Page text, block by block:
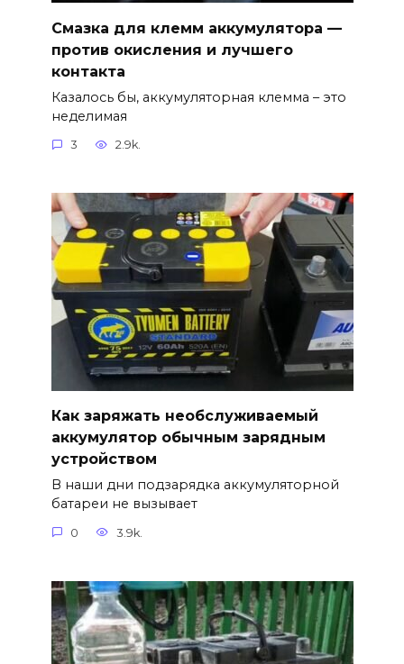
Смазка для клемм аккумулятора —
против окисления и лучшего
контакта
Казалось бы, аккумуляторная клемма – это
неделимая
3 2.9k.
Как заряжать необслуживаемый
аккумулятор обычным зарядным
устройством
В наши дни подзарядка аккумуляторной
батареи не вызывает
0 3.9k.